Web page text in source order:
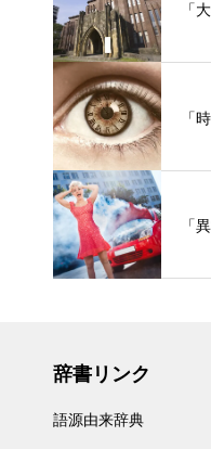
「
「
「
辞書リンク
語源由来辞典